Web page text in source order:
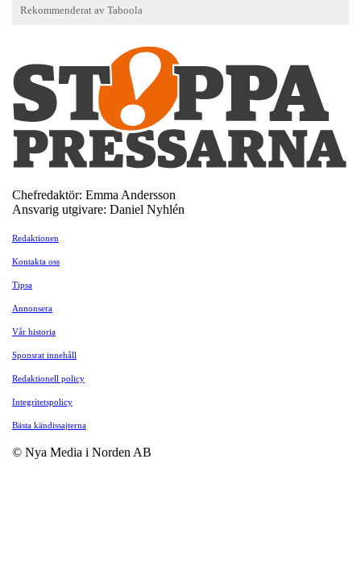
Chefredaktör: Emma Andersson
Ansvarig utgivare: Daniel Nyhlén
Redaktionen
Kontakta oss
Tipsa
Annonsera
Vår historia
Sponsrat innehåll
Redaktionell policy
Integritetspolicy
Bästa kändissajterna
© Nya Media i Norden AB